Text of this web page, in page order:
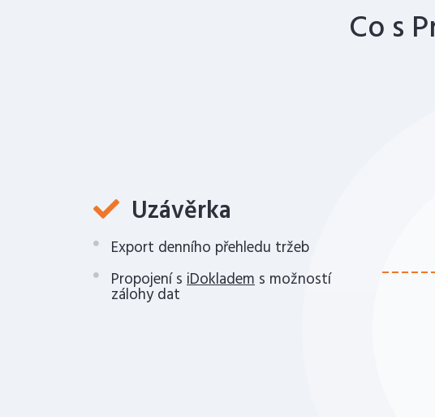
Co s
Uzávěrka
Export denního přehledu tržeb
Propojení s iDokladem s možností
zálohy dat